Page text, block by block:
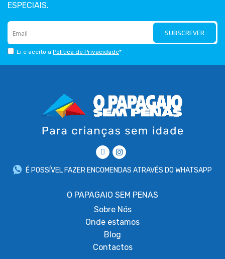
ESPECIAIS.
SUBSCREVER
Li e aceito a Política de Privacidade*
É POSSÍVEL FAZER ENCOMENDAS ATRAVÉS DO WHATSAPP
O PAPAGAIO SEM PENAS
Sobre Nós
Onde estamos
Blog
Contactos